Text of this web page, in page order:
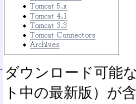
ダウンロード可能
ト中の最新版）が